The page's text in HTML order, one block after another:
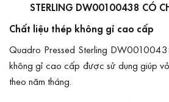
STERLING DW00100438 CÓ
Chất liệu thép không gỉ cao cấp
Quadro Pressed Sterling
không gỉ cao cấp được sử dụng giúp
theo năm tháng.